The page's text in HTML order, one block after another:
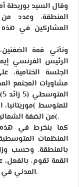
وقال السيد بوريطة
المنطقة، وعدد
المشاركين في
وتأتي قمة
الرئيس الفرنسي
الجلسة
مشاورات المجتمع
للمتوسط
من الضفة الشمالية )البرتغال، إسبانيا، فرنسا، إيطاليا، ومالطا(.
كما ينخرط في هذه
المنظمات
بالمنطقة. وحسب
القمة تقوم،
المدني في وضع أجندة إيجابية جديدة من أجل المتوسط.